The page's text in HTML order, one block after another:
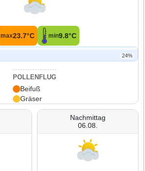
max23.7°C min9.8°C
24%
POLLENFLUG
Beifuß
Gräser
Nachmittag
06.08.